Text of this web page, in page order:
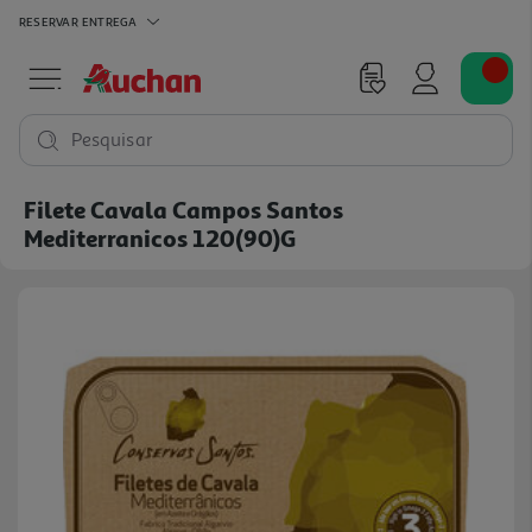
RESERVAR ENTREGA
Pesquisar
Filete Cavala Campos Santos
Mediterranicos 120(90)g